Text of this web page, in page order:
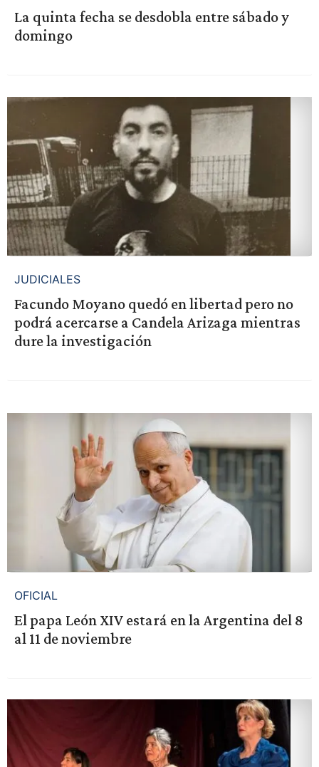
La quinta fecha se desdobla entre sábado y
domingo
JUDICIALES
Facundo Moyano quedó en libertad pero no
podrá acercarse a Candela Arizaga mientras
dure la investigación
OFICIAL
El papa León XIV estará en la Argentina del 8
al 11 de noviembre